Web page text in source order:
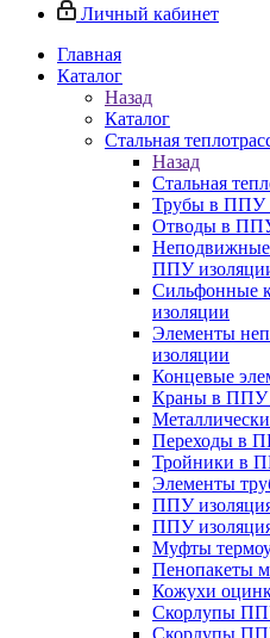
Личный кабинет
Главная
Каталог
Назад
Каталог
Стальная
Назад
Стальная
Трубы в ППУ
Отводы в
ППУ
Cильфонные
изоляции
Элементы
изоляции
Концевые
Краны в ППУ
Переходы в
Тройники в
Элементы
ППУ
ППУ изоляция
Муфты
Пенопакеты
Кожухи
Скорлупы
Скорлупы